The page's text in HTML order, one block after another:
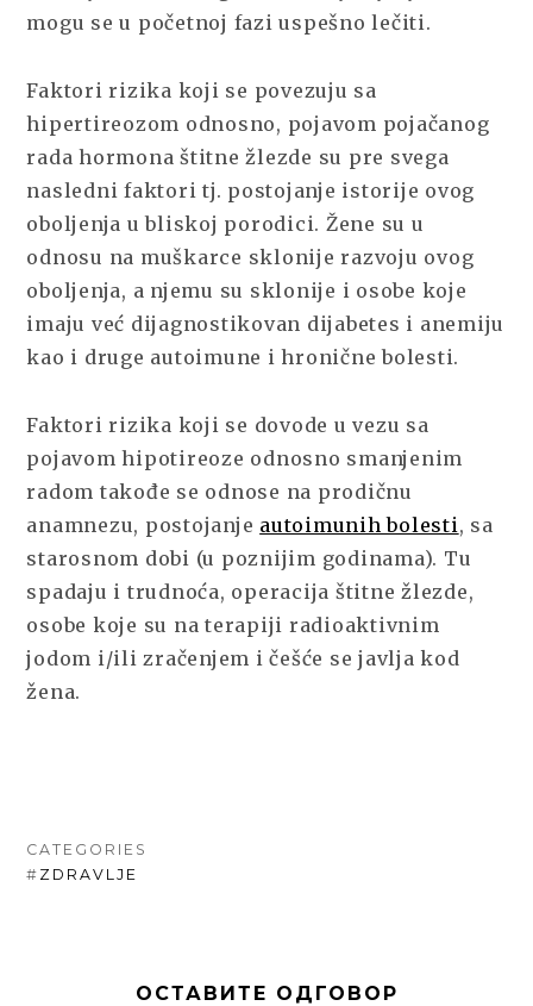
mogu se u početnoj fazi uspešno lečiti.
Faktori rizika koji se povezuju sa
hipertireozom odnosno, pojavom pojačanog
rada hormona štitne žlezde su pre svega
nasledni faktori tj. postojanje istorije ovog
oboljenja u bliskoj porodici. Žene su u
odnosu na muškarce sklonije razvoju ovog
oboljenja, a njemu su sklonije i osobe koje
imaju već dijagnostikovan dijabetes i anemiju
kao i druge autoimune i hronične bolesti.
Faktori rizika koji se dovode u vezu sa
pojavom hipotireoze odnosno smanjenim
radom takođe se odnose na prodičnu
anamnezu, postojanje autoimunih bolesti , sa
starosnom dobi (u poznijim godinama). Tu
spadaju i trudnoća, operacija štitne žlezde,
osobe koje su na terapiji radioaktivnim
jodom i/ili zračenjem i češće se javlja kod
žena.
CATEGORIES
# ZDRAVLJE
ОСТАВИТЕ ОДГОВОР